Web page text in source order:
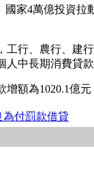
國家4萬億投資
行、農行、建
中長期消費貸款
額為1020.1億元
為付罰款借貸